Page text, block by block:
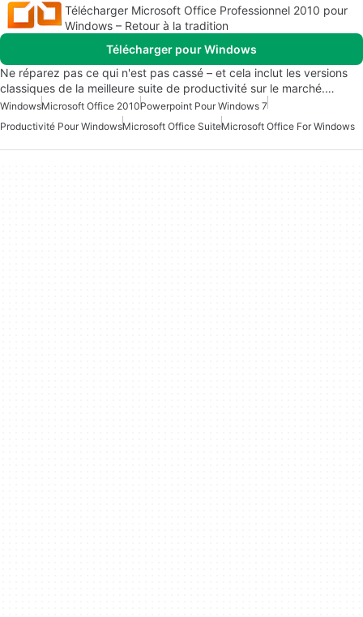
Télécharger Microsoft Office Professionnel 2010 pour
Windows – Retour à la tradition
Télécharger pour Windows
Ne réparez pas ce qui n'est pas cassé – et cela inclut les versions
classiques de la meilleure suite de productivité sur le marché.…
WindowsMicrosoft Office 2010Powerpoint Pour Windows 7
Productivité Pour WindowsMicrosoft Office SuiteMicrosoft Office For Windows